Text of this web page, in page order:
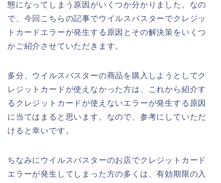
態になってしまう原因がいくつか分かりました。なの
で、今回こちらの記事でウイルスバスターでクレジッ
トカードエラーが発生する原因とその解決策をいくつ
かご紹介させていただきます。
多分、ウイルスバスターの商品を購入しようとしてク
レジットカードが使えなかった方は、これから紹介す
るクレジットカードが使えないエラーが発生する原因
に当てはまると思います。なので、参考にしていただ
けると幸いです。
ちなみにウイルスバスターのお店でクレジットカード
エラーが発生してしまった方の多くは、有効期限の入